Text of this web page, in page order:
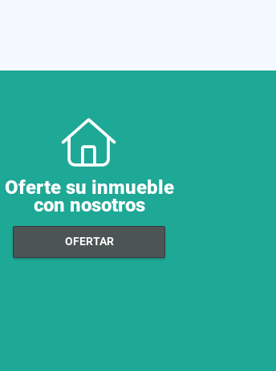
Oferte su inmueble
con nosotros
OFERTAR